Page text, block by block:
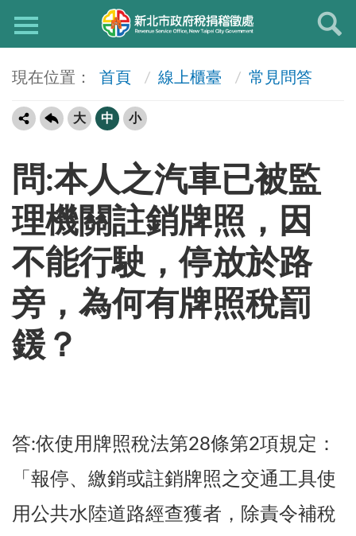
首頁 線上櫃臺 常見問答
大 中 小
問:本人之汽車已被監
理機關註銷牌照，因
不能行駛，停放於路
旁，為何有牌照稅罰
鍰？
答:依使用牌照稅法第28條第2項規定：
「報停、繳銷或註銷牌照之交通工具使
用公共水陸道路經查獲者，除責令補稅